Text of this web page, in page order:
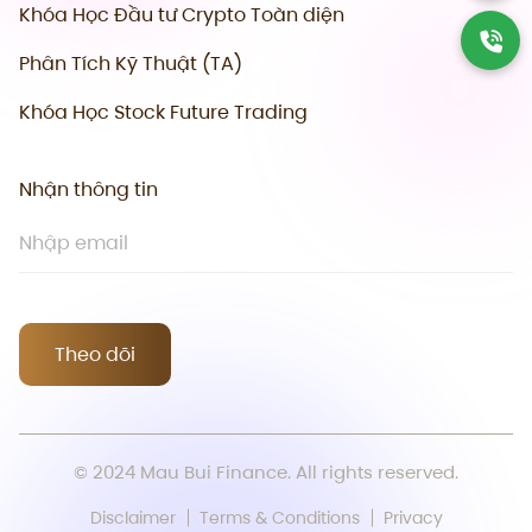
Khóa Học Đầu tư Crypto Toàn diện
Phân Tích Kỹ Thuật (TA)
Khóa Học Stock Future Trading
Nhận thông tin
Theo dõi
© 2024 Mau Bui Finance. All rights reserved.
Disclaimer Terms & Conditions Privacy